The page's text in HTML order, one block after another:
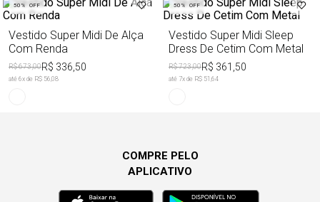
50% OFF
Vestido Super Midi De Alça
Com Renda
R$ 673,00R$ 336,50
até 6x de R$ 56,08
50% OFF
Vestido Super Midi Sleep
Dress De Cetim Com Metal
R$ 723,00R$ 361,50
até 7x de R$ 51,64
COMPRE PELO
APLICATIVO